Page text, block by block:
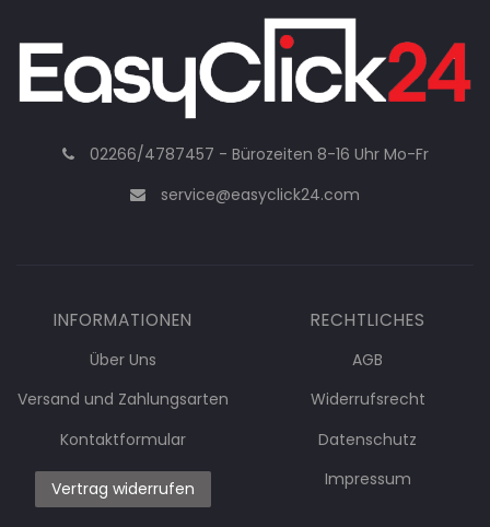
02266/4787457 - Bürozeiten 8-16 Uhr Mo-Fr
service@easyclick24.com
INFORMATIONEN
Über Uns
Versand und Zahlungsarten
Kontaktformular
Vertrag widerrufen
RECHTLICHES
AGB
Widerrufsrecht
Datenschutz
Impressum